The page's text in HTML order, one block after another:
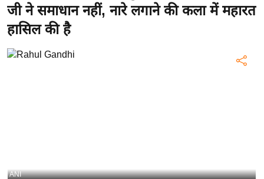
ख
र
रा
य
जी ने समाधान नहीं, नारे लगाने की कला में महारत
हासिल की है
ANI